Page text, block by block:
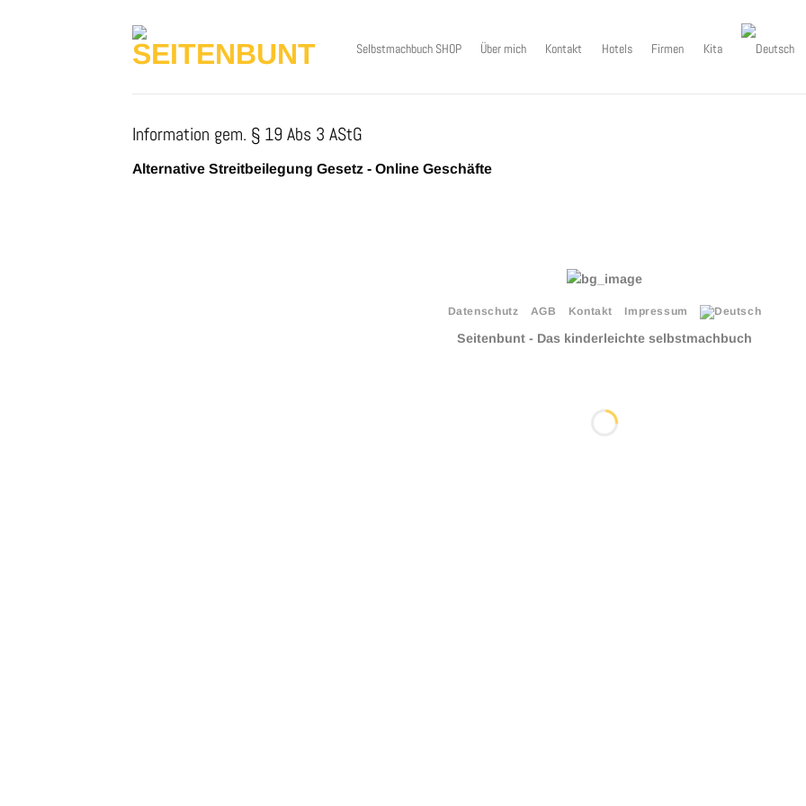
Selbstmachbuch SHOP Über mich Kontakt Hotels Firmen Kita
Information gem. § 19 Abs 3 AStG
Alternative Streitbeilegung Gesetz - Online Geschäfte
Datenschutz AGB Kontakt Impressum
Seitenbunt - Das kinderleichte selbstmachbuch